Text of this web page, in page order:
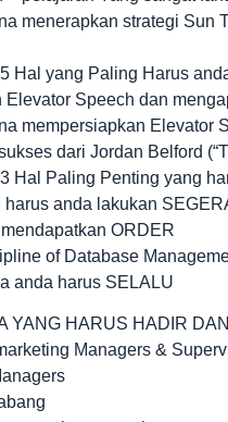
menerapkan strategi Sun
Hal yang Paling Harus
Elevator Speech dan
mempersiapkan Elevator
dari Jordan Belford
Hal Paling Penting yang
harus anda lakukan
ORDER
of Database
anda harus SELALU
YANG HARUS HADIR
Managers &